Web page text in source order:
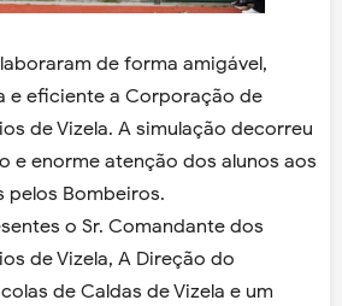
de forma amigável,
e eficiente a Corporação de
de Vizela. A simulação decorreu
e enorme atenção dos alunos aos
Bombeiros.
o Sr. Comandante dos
de Vizela, A Direção do
de Caldas de Vizela e um